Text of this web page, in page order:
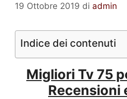
19 Ottobre 2019 di admin
Indice dei contenuti
Migliori Tv 75
Recensioni